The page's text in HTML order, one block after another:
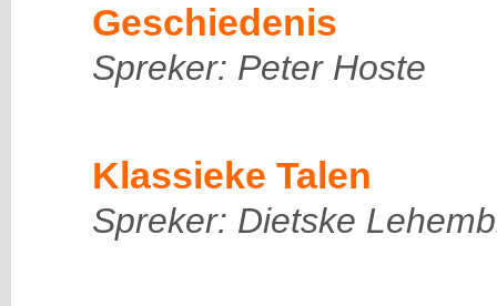
Geschiedenis
Spreker: Peter Hoste
Klassieke Talen
Spreker: Dietske